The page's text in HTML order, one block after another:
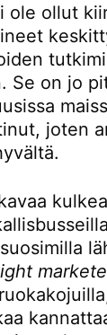
ole ollut
Se on jo
joten